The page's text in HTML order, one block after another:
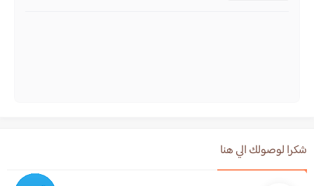
شكرا لوصولك الي هنا